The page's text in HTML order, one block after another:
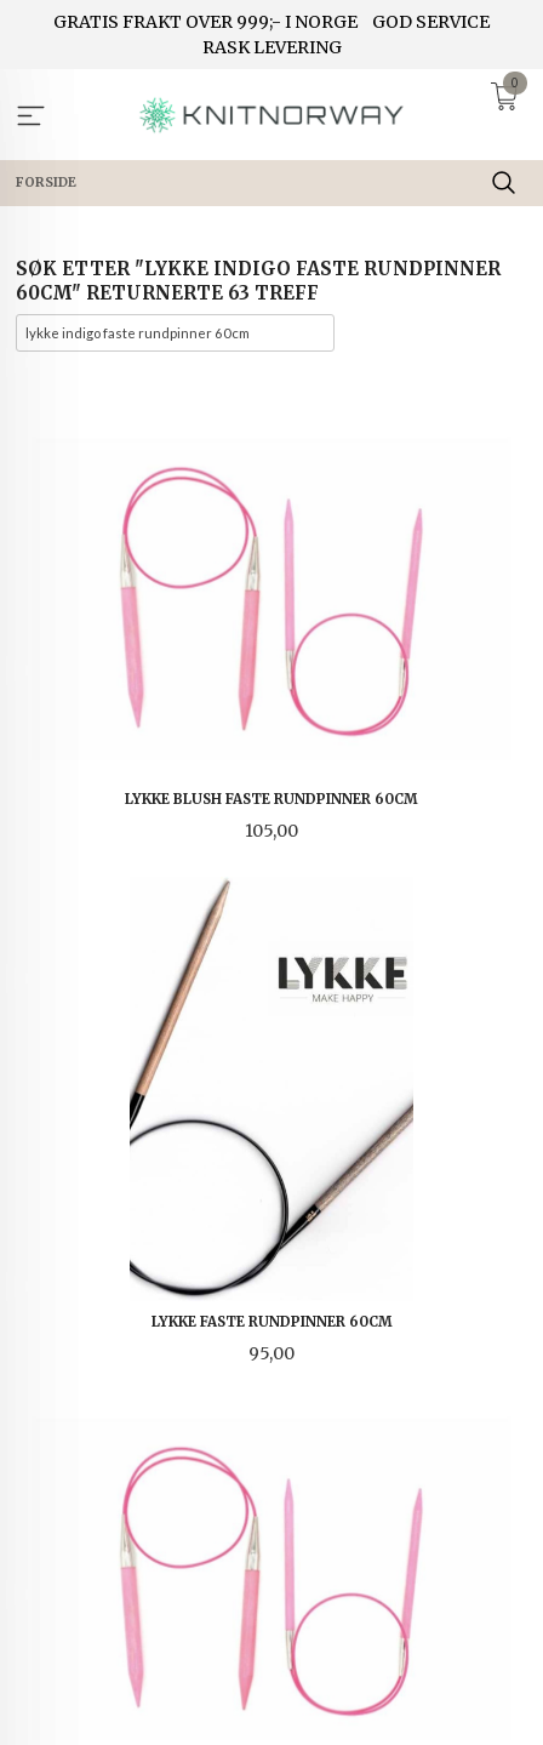
GRATIS FRAKT OVER 999;- I NORGE
GOD SERVICE
RASK LEVERING
0
FORSIDE
SØK ETTER "LYKKE INDIGO FASTE RUNDPINNER
60CM" RETURNERTE 63 TREFF
LYKKE BLUSH FASTE RUNDPINNER 60CM
Pris
105,00
LYKKE FASTE RUNDPINNER 60CM
Pris
95,00